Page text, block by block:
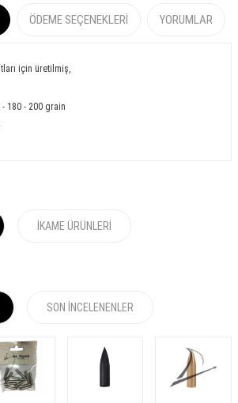
ÖDEME SEÇENEKLERI YORUMLAR
için üretilmiş,
- 180 - 200 grain
İKAME ÜRÜNLERI
SON İNCELENENLER